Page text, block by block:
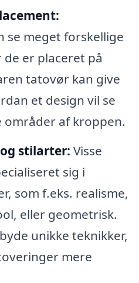
se meget forskellige
er placeret på
tatovør kan give
et design vil se
områder af kroppen.
stilarter: Visse
sig i
som f.eks. realisme,
eller geometrisk.
unikke teknikker,
mere